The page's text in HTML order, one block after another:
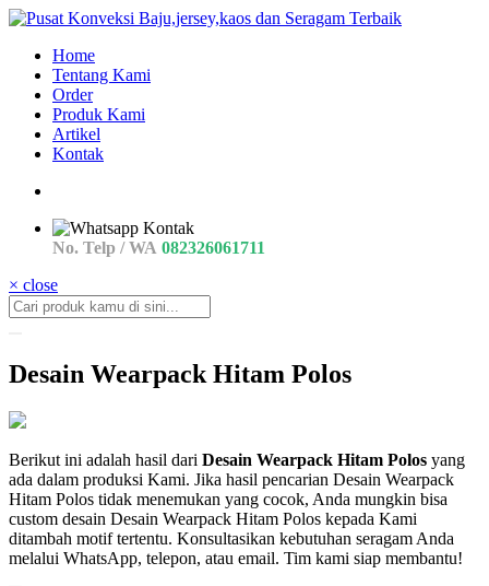
Home
Tentang Kami
Order
Produk Kami
Artikel
Kontak
No. Telp / WA 082326061711
× close
Desain Wearpack Hitam Polos
jual
Desain
Tulisan
Kaos
Depan
werpack
Berikut ini adalah hasil dari Desain Wearpack Hitam Polos yang
ada dalam produksi Kami. Jika hasil pencarian Desain Wearpack
Hitam Polos tidak menemukan yang cocok, Anda mungkin bisa
custom desain Desain Wearpack Hitam Polos kepada Kami
ditambah motif tertentu. Konsultasikan kebutuhan seragam Anda
melalui WhatsApp, telepon, atau email. Tim kami siap membantu!